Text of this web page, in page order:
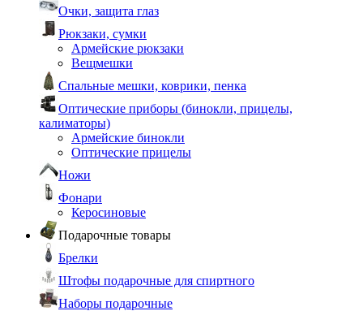
Очки, защита глаз
Рюкзаки, сумки
Армейские рюкзаки
Вещмешки
Спальные мешки, коврики, пенка
Оптические приборы (бинокли, прицелы,
калиматоры)
Армейские бинокли
Оптические прицелы
Ножи
Фонари
Керосиновые
Подарочные товары
Брелки
Штофы подарочные для спиртного
Наборы подарочные